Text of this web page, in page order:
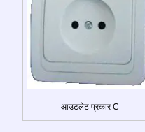
आउटलेट प्रकार C